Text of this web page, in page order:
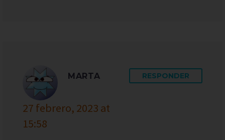
MARTA
27 febrero, 2023 at
15:58
RESPONDER